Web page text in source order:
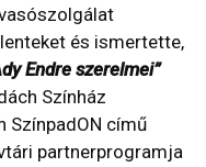
és ismertette,
Endre szerelmei”
Színház
SzínpadON című
partnerprogramja